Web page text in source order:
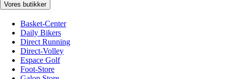
Vores butikker
Basket-Center
Daily Bikers
Direct Running
Direct-Volley
Espace Golf
Foot-Store